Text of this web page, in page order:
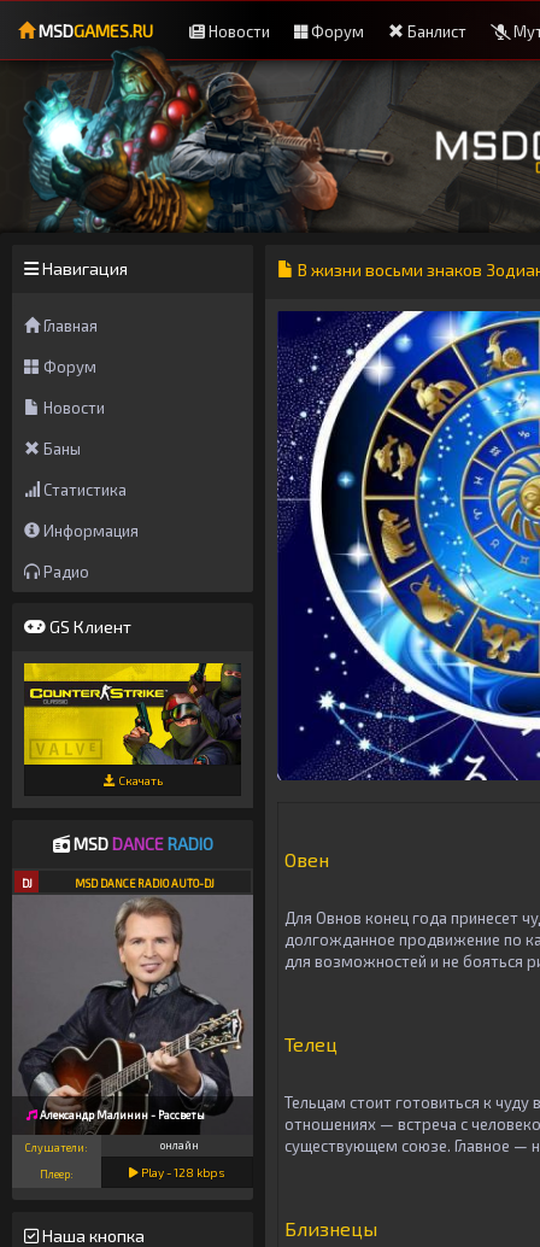
MSDGAMES.RU Новости Форум Банлист
Навигация
Главная
Форум
Новости
Баны
Статистика
Информация
Радио
GS Клиент
Скачать
MSDDANCE RADIO
DJ MSD DANCE RADIO AUTO-DJ
Александр Малинин - Рассветы
Слушатели: онлайн
Плеер: Play -128 kbps
Наша кнопка
В жизни восьми знаков
Овен
Для Овнов конец года принесет
долгожданное продвижение по
для возможностей и не бояться
Телец
Тельцам стоит готовиться к
отношениях — встреча с
существующем союзе. Главное —
Близнецы